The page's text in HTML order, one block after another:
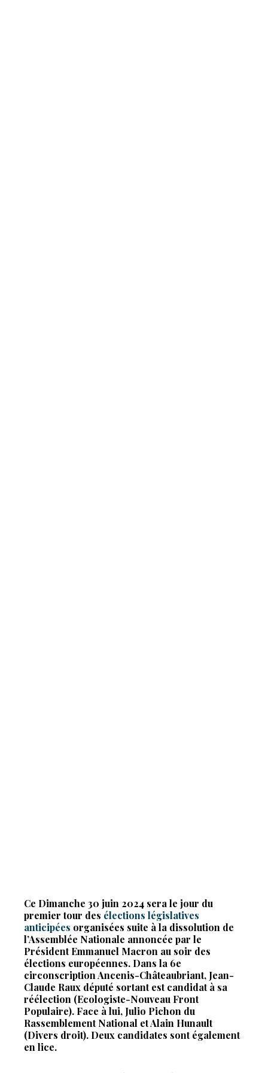
Ce Dimanche 30 juin 2024 sera le jour du
premier tour des élections législatives
anticipées organisées suite à la dissolution de
l’Assemblée Nationale annoncée par le
Président Emmanuel Macron au soir des
élections européennes. Dans la 6e
circonscription Ancenis-Châteaubriant, Jean-
Claude Raux député sortant est candidat à sa
réélection (Ecologiste-Nouveau Front
Populaire). Face à lui, Julio Pichon du
Rassemblement National et Alain Hunault
(Divers droit). Deux candidates sont également
en lice.